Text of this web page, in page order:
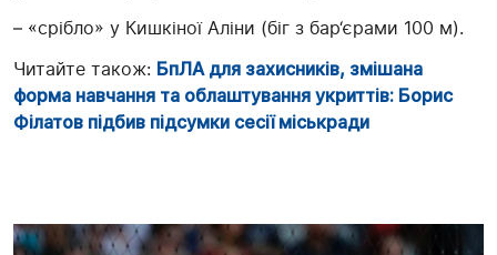
– «срібло» у Кишкіної Аліни (біг з бар‘єрами 100 м).
Читайте також: БпЛА для захисників, змішана
форма навчання та облаштування укриттів: Борис
Філатов підбив підсумки сесії міськради